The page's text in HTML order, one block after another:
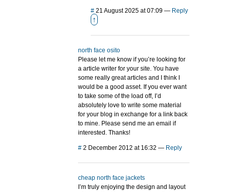
# 21 August 2025 at 07:09 — Reply
↑
north face osito
Please let me know if you’re looking for
a article writer for your site. You have
some really great articles and I think I
would be a good asset. If you ever want
to take some of the load off, I’d
absolutely love to write some material
for your blog in exchange for a link back
to mine. Please send me an email if
interested. Thanks!
# 2 December 2012 at 16:32 — Reply
cheap north face jackets
I’m truly enjoying the design and layout